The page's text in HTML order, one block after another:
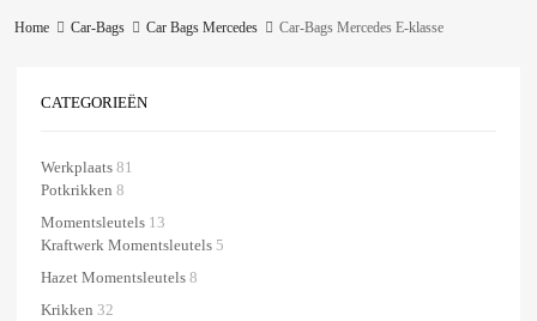
Home Car-Bags Car Bags Mercedes Car-Bags Mercedes E-klasse
CATEGORIEËN
Werkplaats 81
Potkrikken 8
Momentsleutels 13
Kraftwerk Momentsleutels 5
Hazet Momentsleutels 8
Krikken 32